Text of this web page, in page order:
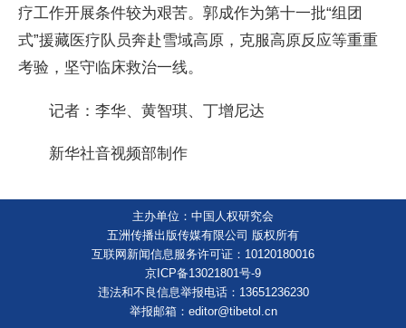
疗工作开展条件较为艰苦。郭成作为第十一批“组团
式”援藏医疗队员奔赴雪域高原，克服高原反应等重重
考验，坚守临床救治一线。
记者：李华、黄智琪、丁增尼达
新华社音视频部制作
主办单位：中国人权研究会
五洲传播出版传媒有限公司 版权所有
互联网新闻信息服务许可证：10120180016
京ICP备13021801号-9
违法和不良信息举报电话：13651236230
举报邮箱：editor@tibetol.cn